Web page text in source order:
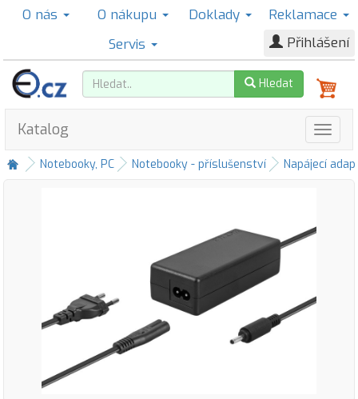
O nás O nákupu Doklady
Reklamace
Servis
Přihlášení
Hledat
Katalog
Notebooky, PC Notebooky - příslušenství Napájecí